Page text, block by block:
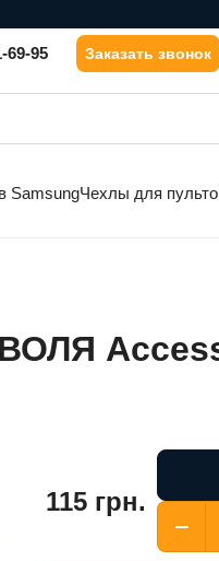
69-95 Заказать звонок
SamsungЧехлы для
115 грн.